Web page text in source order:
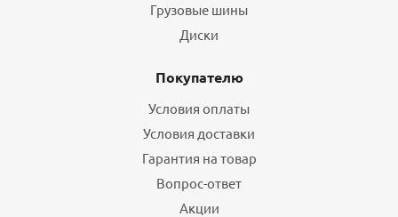
Грузовые шины
Диски
Покупателю
Условия оплаты
Условия доставки
Гарантия на товар
Вопрос-ответ
Акции